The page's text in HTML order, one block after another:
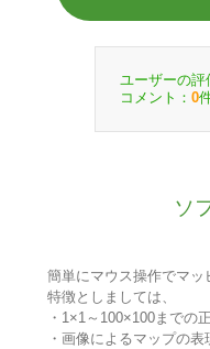
ユーザーの評
コメント： 0
ソ
簡単にマウス操作でマッ
特徴としましては、
・1×1～100×100までの
・画像によるマップの表